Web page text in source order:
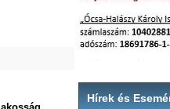
Hírek és